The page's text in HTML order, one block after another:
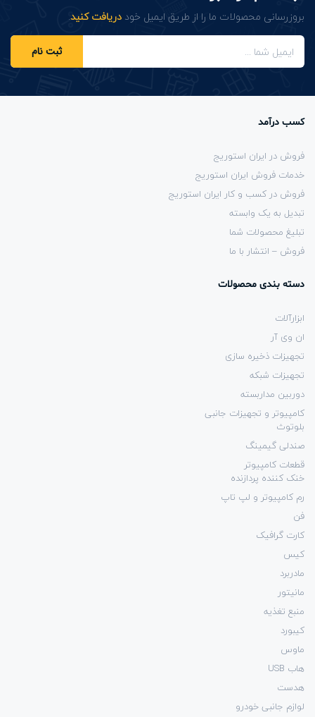
بروزرسانی محصولات ما را از طریق ایمیل خود دریافت کنید.
ثبت نام
کسب درآمد
فروش در ایران استوریج
خدمات فروش ایران استوریج
فروش در کسب و کار ایران استوریج
تبدیل به یک وابسته
تبلیغ محصولات شما
فروش – انتشار با ما
دسته بندی محصولات
ابزارآلات
ان وی آر
تجهیزات ذخیره سازی
تجهیزات شبکه
دوربین مداربسته
کامپیوتر و تجهیزات جانبی
بلوتوث
صندلی گیمینگ
قطعات کامپیوتر
خنک کننده پردازنده
رم کامپیوتر و لپ تاپ
فن
کارت گرافیک
کیس
مادربرد
مانیتور
منبع تغذیه
کیبورد
ماوس
هاب USB
هدست
لوازم جانبی خودرو